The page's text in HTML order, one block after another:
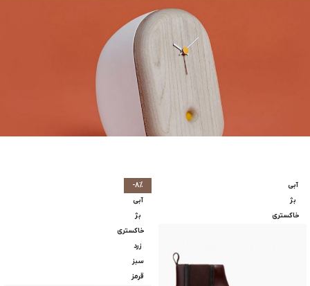
آبی
بژ
خاکستری
-8%
آبی
بژ
خاکستری
زرد
سبز
قرمز